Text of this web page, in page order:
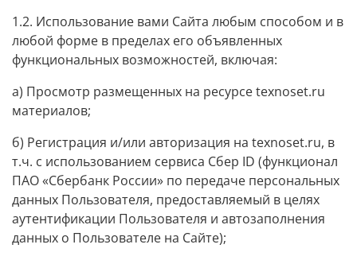
1.2. Использование вами Сайта любым способом и в
любой форме в пределах его объявленных
функциональных возможностей, включая:
а) Просмотр размещенных на ресурсеtexnoset.ru
материалов;
б) Регистрация и/или авторизация на texnoset.ru, в
т.ч. с использованием сервиса Сбер ID (функционал
ПАО «Сбербанк России» по передаче персональных
данных Пользователя, предоставляемый в целях
аутентификации Пользователя и автозаполнения
данных о Пользователе на Сайте);